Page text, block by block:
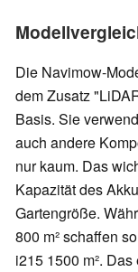
Die Navimow-
dem Zusatz
Basis. Sie
auch andere
nur kaum. Das
Kapazität des
Gartengröße.
800 m² schaffen
i215 1500 m².